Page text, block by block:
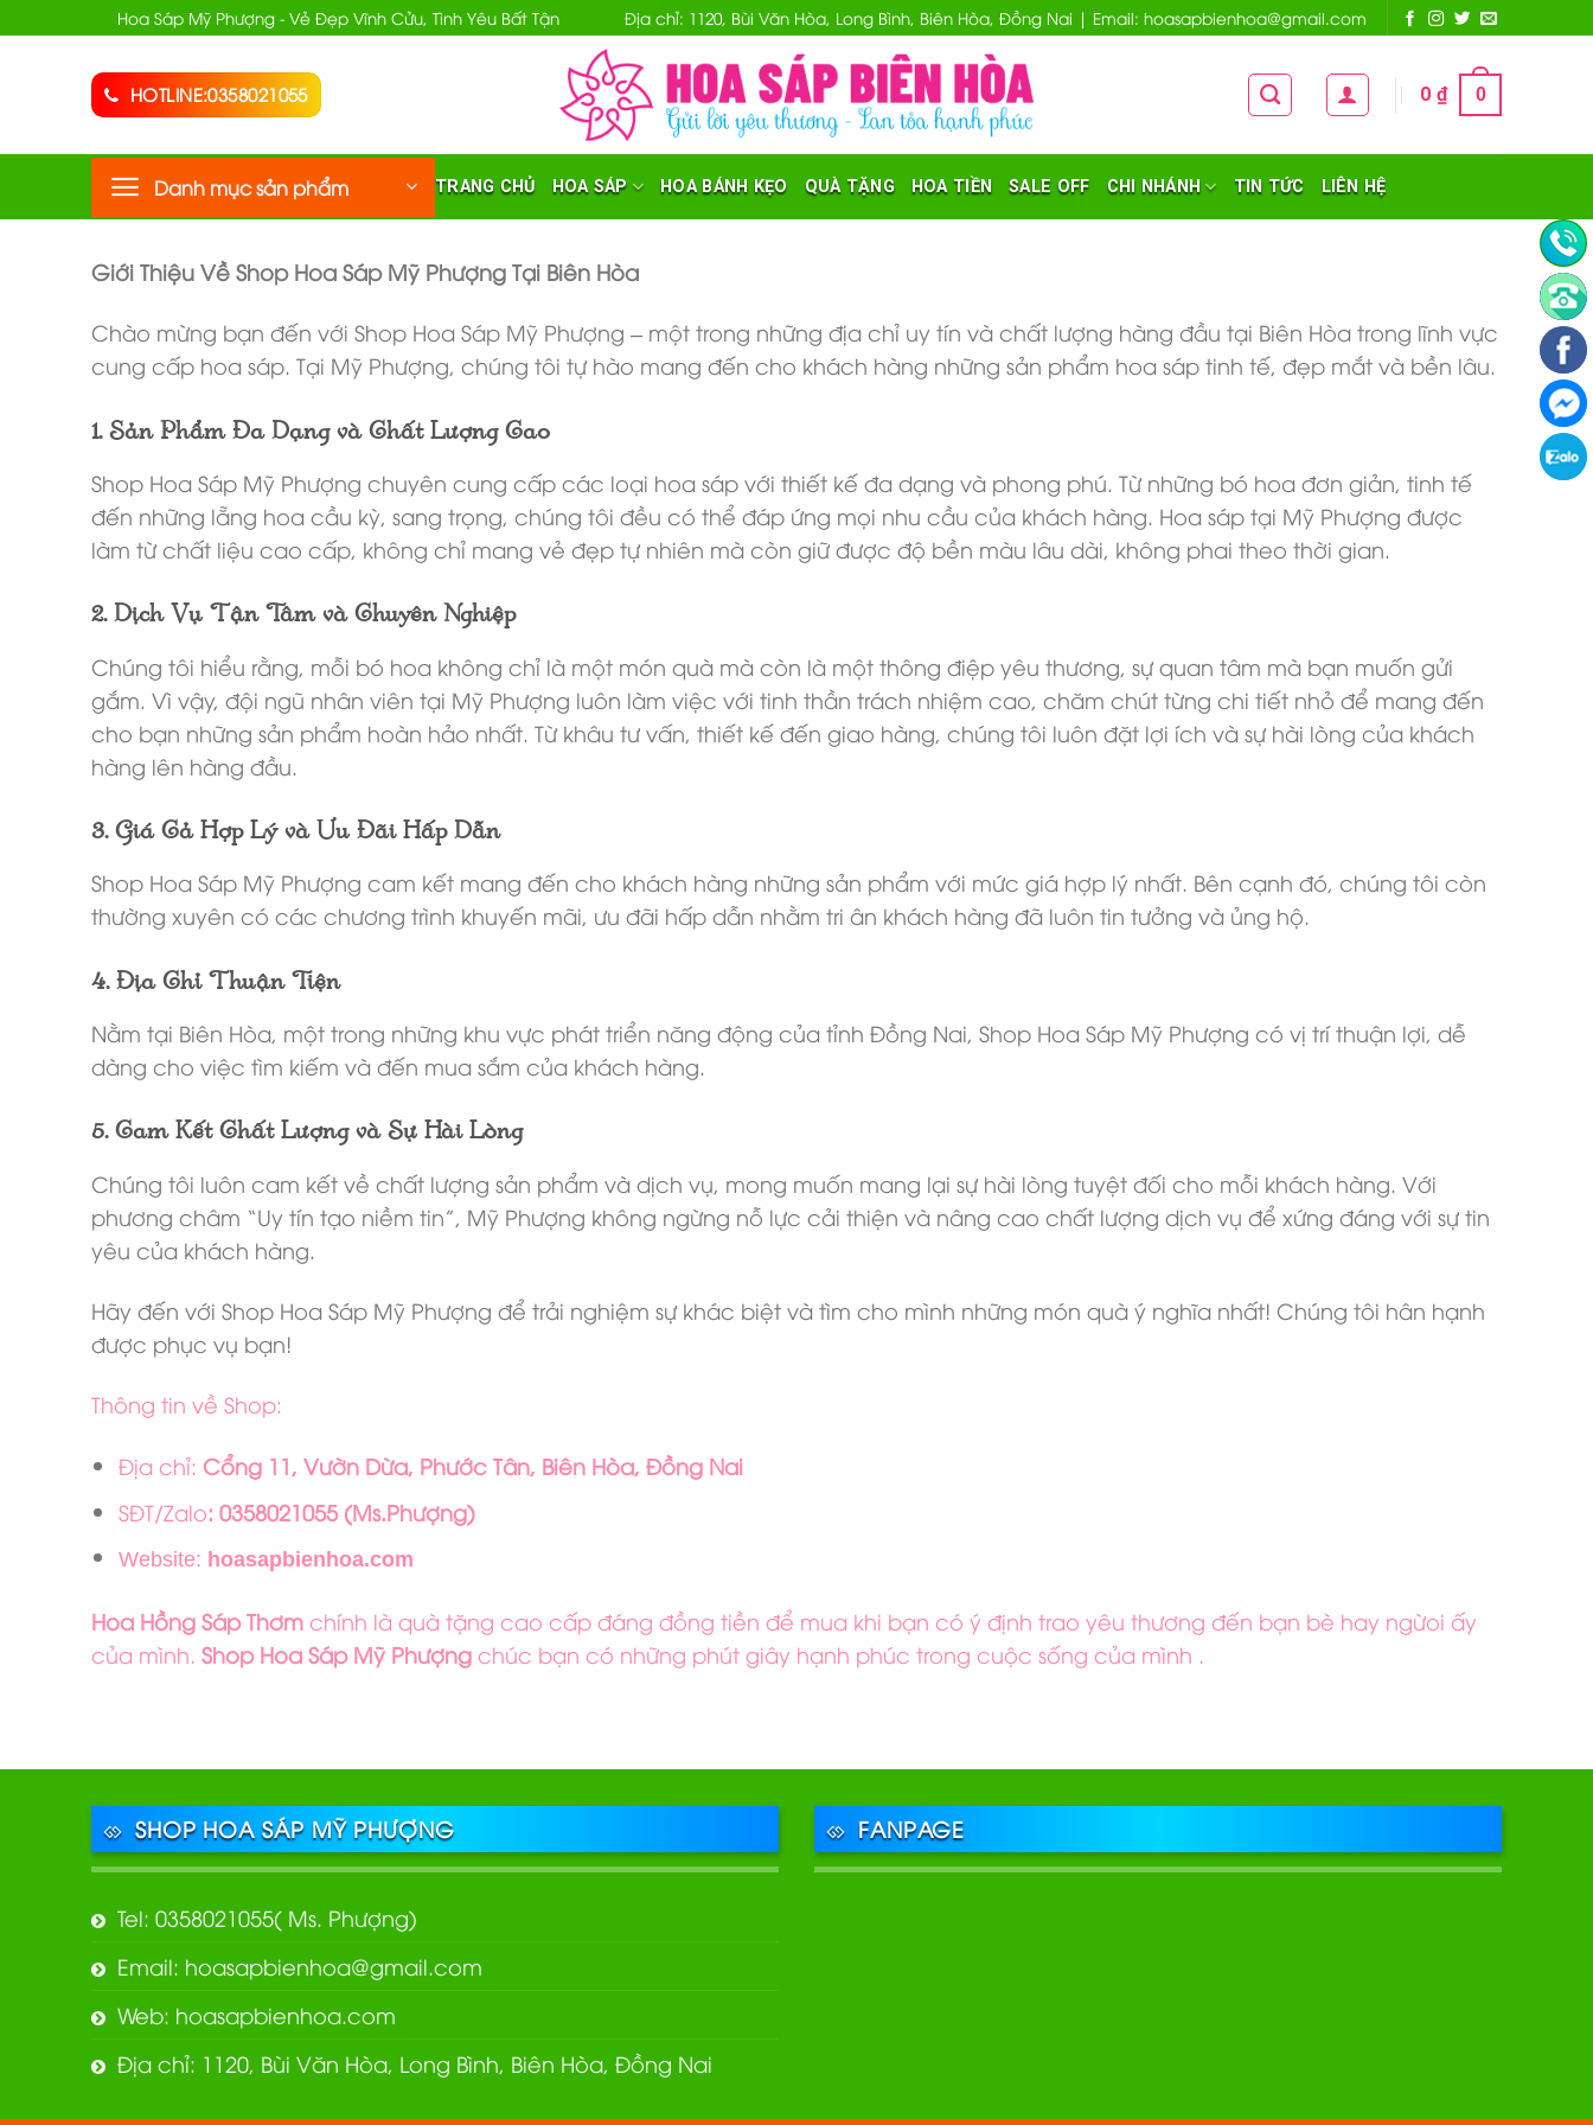
Hoa Sáp Mỹ Phượng - Vẻ Đẹp Vĩnh Cửu, Tình Yêu Bất Tận Địa chỉ: 1120, Bùi Văn Hòa, Long Bình, Biên Hòa, Đồng Nai | Email: hoasapbienhoa@gmail.com
HOTLINE:0358021055 0₫ 0
Danh mục sản phẩm TRANG CHỦ HOA SÁP HOA BÁNH KẸO QUÀ TẶNG HOA TIỀN SALE OFF CHI NHÁNH TIN TỨC LIÊN HỆ
Giới Thiệu Về Shop Hoa Sáp Mỹ Phượng Tại Biên Hòa
Chào mừng bạn đến với Shop Hoa Sáp Mỹ Phượng – một trong những địa chỉ uy tín và chất lượng hàng đầu tại Biên Hòa trong lĩnh vực
cung cấp hoa sáp. Tại Mỹ Phượng, chúng tôi tự hào mang đến cho khách hàng những sản phẩm hoa sáp tinh tế, đẹp mắt và bền lâu.
1. Sản Phẩm Đa Dạng và Chất Lượng Cao
Shop Hoa Sáp Mỹ Phượng chuyên cung cấp các loại hoa sáp với thiết kế đa dạng và phong phú. Từ những bó hoa đơn giản, tinh tế
đến những lẵng hoa cầu kỳ, sang trọng, chúng tôi đều có thể đáp ứng mọi nhu cầu của khách hàng. Hoa sáp tại Mỹ Phượng được
làm từ chất liệu cao cấp, không chỉ mang vẻ đẹp tự nhiên mà còn giữ được độ bền màu lâu dài, không phai theo thời gian.
2. Dịch Vụ Tận Tâm và Chuyên Nghiệp
Chúng tôi hiểu rằng, mỗi bó hoa không chỉ là một món quà mà còn là một thông điệp yêu thương, sự quan tâm mà bạn muốn gửi
gắm. Vì vậy, đội ngũ nhân viên tại Mỹ Phượng luôn làm việc với tinh thần trách nhiệm cao, chăm chút từng chi tiết nhỏ để mang đến
cho bạn những sản phẩm hoàn hảo nhất. Từ khâu tư vấn, thiết kế đến giao hàng, chúng tôi luôn đặt lợi ích và sự hài lòng của khách
hàng lên hàng đầu.
3. Giá Cả Hợp Lý và Ưu Đãi Hấp Dẫn
Shop Hoa Sáp Mỹ Phượng cam kết mang đến cho khách hàng những sản phẩm với mức giá hợp lý nhất. Bên cạnh đó, chúng tôi còn
thường xuyên có các chương trình khuyến mãi, ưu đãi hấp dẫn nhằm tri ân khách hàng đã luôn tin tưởng và ủng hộ.
4. Địa Chỉ Thuận Tiện
Nằm tại Biên Hòa, một trong những khu vực phát triển năng động của tỉnh Đồng Nai, Shop Hoa Sáp Mỹ Phượng có vị trí thuận lợi, dễ
dàng cho việc tìm kiếm và đến mua sắm của khách hàng.
5. Cam Kết Chất Lượng và Sự Hài Lòng
Chúng tôi luôn cam kết về chất lượng sản phẩm và dịch vụ, mong muốn mang lại sự hài lòng tuyệt đối cho mỗi khách hàng. Với
phương châm “Uy tín tạo niềm tin”, Mỹ Phượng không ngừng nỗ lực cải thiện và nâng cao chất lượng dịch vụ để xứng đáng với sự tin
yêu của khách hàng.
Hãy đến với Shop Hoa Sáp Mỹ Phượng để trải nghiệm sự khác biệt và tìm cho mình những món quà ý nghĩa nhất! Chúng tôi hân hạnh
được phục vụ bạn!
Thông tin về Shop:
Địa chỉ: Cổng 11, Vườn Dừa, Phước Tân, Biên Hòa, Đồng Nai
SĐT/Zalo: 0358021055 (Ms.Phượng)
Website: hoasapbienhoa.com
Hoa Hồng Sáp Thơm chính là quà tặng cao cấp đáng đồng tiền để mua khi bạn có ý định trao yêu thương đến bạn bè hay ngừoi ấy
của mình. Shop Hoa Sáp Mỹ Phượng chúc bạn có những phút giây hạnh phúc trong cuộc sống của mình .
SHOP HOA SÁP MỸ PHƯỢNG
Tel: 0358021055( Ms. Phượng)
Email: hoasapbienhoa@gmail.com
Web: hoasapbienhoa.com
Địa chỉ: 1120, Bùi Văn Hòa, Long Bình, Biên Hòa, Đồng Nai
FANPAGE